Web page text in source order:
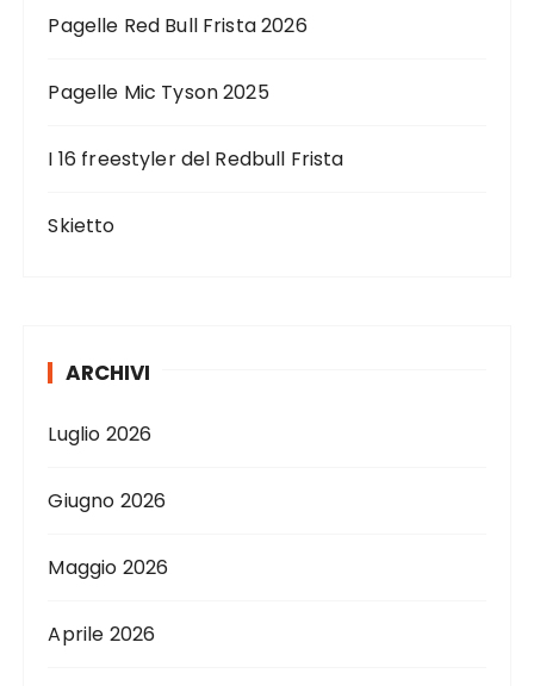
Pagelle Red Bull Frista 2026
Pagelle Mic Tyson 2025
I 16 freestyler del Redbull Frista
Skietto
ARCHIVI
Luglio 2026
Giugno 2026
Maggio 2026
Aprile 2026